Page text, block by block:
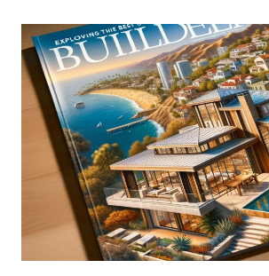
OF
CONSTRUCTION
INDUSTRY
NEWS